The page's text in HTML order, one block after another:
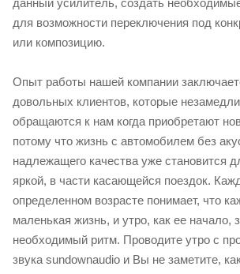
данный усилитель, создать
для возможности переключения под
или композицию.
Опыт работы нашей компании
довольных клиентов, которые
обращаются к нам когда приобретают
потому что жизнь с автомобилем без
надлежащего качества уже становится
яркой, в части касающейся поездок.
определенном возрасте понимает, что
маленькая жизнь, и утро, как ее начало,
необходимый ритм. Проводите утро с
звука sundownaudio и Вы не заметите,